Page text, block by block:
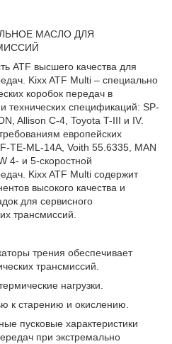
МАСЛО ДЛЯ
ATF высшего качества для
Kixx ATF Multi – специально
коробок передач в
технических спецификаций: SP-
Allison C-4, Toyota T-III и IV.
европейских
TE-ML-14A, Voith 55.6335, MAN
4- и 5-скоростной
Kixx ATF Multi содержит
высокого качества и
для сервисного
трансмиссий.
трения обеспечивает
трансмиссий.
нагрузки.
к старению и окислению.
пусковые характеристики
при экстремально